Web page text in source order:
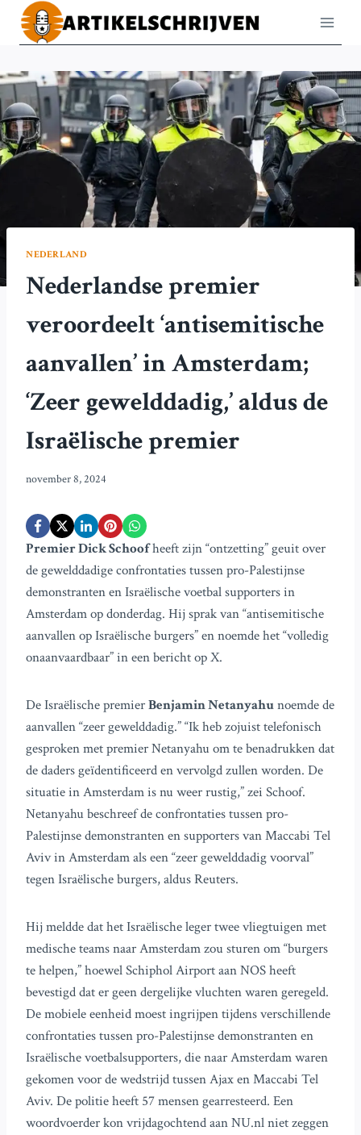
Doorgaan
naar
NEDERLAND
Nederlandse premier
veroordeelt ‘antisemitische
aanvallen’ in Amsterdam;
‘Zeer gewelddadig,’ aldus de
Israëlische premier
november 8, 2024
Premier Dick Schoofheeft zijn “ontzetting” geuit over
de gewelddadige confrontaties tussen pro-Palestijnse
demonstranten en Israëlische voetbal supporters in
Amsterdam op donderdag. Hij sprak van “antisemitische
aanvallen op Israëlische burgers” en noemde het “volledig
onaanvaardbaar” in een bericht op X.
De Israëlische premierBenjamin Netanyahunoemde de
aanvallen “zeer gewelddadig.” “Ik heb zojuist telefonisch
gesproken met premier Netanyahu om te benadrukken dat
de daders geïdentificeerd en vervolgd zullen worden. De
situatie in Amsterdam is nu weer rustig,” zei Schoof.
Netanyahu beschreef de confrontaties tussen pro-
Palestijnse demonstranten en supporters van Maccabi Tel
Aviv in Amsterdam als een “zeer gewelddadig voorval”
tegen Israëlische burgers, aldus Reuters.
Hij meldde dat het Israëlische leger twee vliegtuigen met
medische teams naar Amsterdam zou sturen om “burgers
te helpen,” hoewel Schiphol Airport aan NOS heeft
bevestigd dat er geen dergelijke vluchten waren geregeld.
De mobiele eenheid moest ingrijpen tijdens verschillende
confrontaties tussen pro-Palestijnse demonstranten en
Israëlische voetbalsupporters, die naar Amsterdam waren
gekomen voor de wedstrijd tussen Ajax en Maccabi Tel
Aviv. De politie heeft 57 mensen gearresteerd. Een
woordvoerder kon vrijdagochtend aan NU.nl niet zeggen